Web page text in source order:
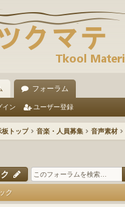
フォーラム
イン ユーザー登録
板トップ 音楽・人員募集 音声素材
ク